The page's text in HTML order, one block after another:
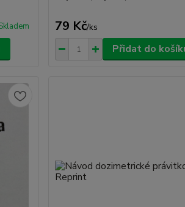
79 Kč/ks
Přidat do